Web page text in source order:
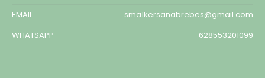
EMAIL
sma1kersanabrebes@gmail.com
WHATSAPP
628553201099